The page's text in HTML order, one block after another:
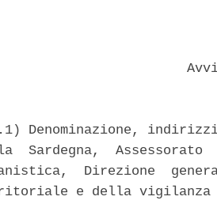
Denominazione,
Sardegna,
Direzione
e della